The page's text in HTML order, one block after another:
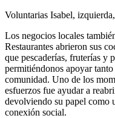
Voluntarias Isabel,
Los negocios locales
Restaurantes abrieron sus
que pescaderías, fruterías y
permitiéndonos apoyar
comunidad. Uno de los
esfuerzos fue ayudar a
devolviendo su papel como
conexión social.